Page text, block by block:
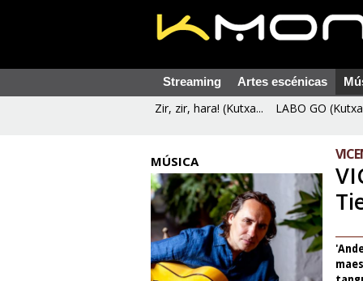
Streaming Artes escénicas
Zir, zir, hara! (Kutxa... LABO GO
MÚSICA